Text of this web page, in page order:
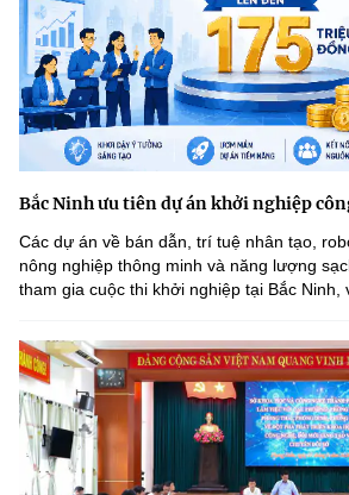
Bắc Ninh ưu tiên dự án khởi nghiệp
Các dự án về bán dẫn, trí tuệ nhân tạo,
nông nghiệp thông minh và năng lượng
tham gia cuộc thi khởi nghiệp tại Bắc Ninh,